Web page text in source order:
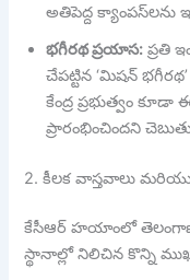
అతిపెద్ద
భగీరథ ప్రయాస: ప్రతి
చేపట్టిన ‘మిషన్ భగీరథ’
కేంద్ర ప్రభుత్వం
ప్రారంభించిందని
2. కీలక వాస్తవాలు మరియు
కేసీఆర్ హయాంలో
స్థానాల్లో నిలిచిన కొన్ని